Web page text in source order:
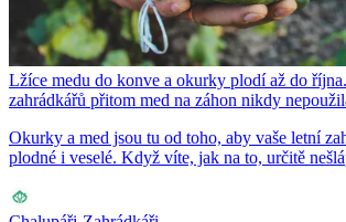
Lžíce medu do konve a okurky plodí až do
zahrádkářů přitom med na záhon nikdy
Okurky a med jsou tu od toho, aby vaše letní
plodné i veselé. Když víte, jak na to, určitě